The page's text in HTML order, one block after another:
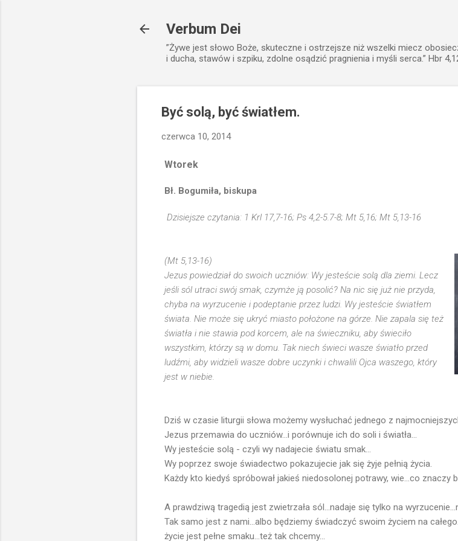
Verbum Dei
”Żywe jest słowo Boże, skuteczne i ostrzejsze niż wszelki miecz
i ducha, stawów i szpiku, zdolne osądzić pragnienia i myśli serca.” Hbr
Być solą, być światłem.
czerwca 10, 2014
Wtorek
Bł. Bogumiła, biskupa
Dzisiejsze czytania: 1 Krl 17,7-16; Ps 4,2-5.7-8; Mt 5,16; Mt 5,13-16
(Mt 5,13-16)
Jezus powiedział do swoich uczniów: Wy jesteście solą dla ziemi. Lecz
jeśli sól utraci swój smak, czymże ją posolić? Na nic się już nie przyda,
chyba na wyrzucenie i podeptanie przez ludzi. Wy jesteście światłem
świata. Nie może się ukryć miasto położone na górze. Nie zapala się też
światła i nie stawia pod korcem, ale na świeczniku, aby świeciło
wszystkim, którzy są w domu. Tak niech świeci wasze światło przed
ludźmi, aby widzieli wasze dobre uczynki i chwalili Ojca waszego, który
jest w niebie.
Dziś w czasie liturgii słowa możemy wysłuchać jednego z
Jezus przemawia do uczniów...i porównuje ich do soli i światła...
Wy jesteście solą - czyli wy nadajecie światu smak...
Wy poprzez swoje świadectwo pokazujecie jak się żyje pełnią życia.
Każdy kto kiedyś spróbował jakieś niedosolonej potrawy, wie...co znaczy
A prawdziwą tragedią jest zwietrzała sól...nadaje się tylko na
Tak samo jest z nami...albo będziemy świadczyć swoim życiem na
życie jest pełne smaku...też tak chcemy...